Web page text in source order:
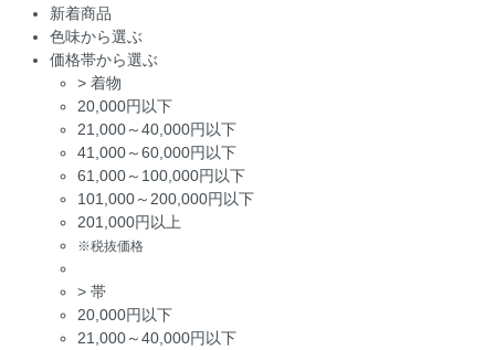
新着商品
色味から選ぶ
価格帯から選ぶ
> 着物
20,000円以下
21,000～40,000円以下
41,000～60,000円以下
61,000～100,000円以下
101,000～200,000円以下
201,000円以上
※税抜価格
> 帯
20,000円以下
21,000～40,000円以下